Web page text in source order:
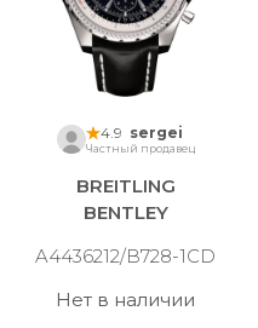
4.9 sergei
Частный продавец
BREITLING
BENTLEY
A4436212/B728-1CD
Нет в наличии